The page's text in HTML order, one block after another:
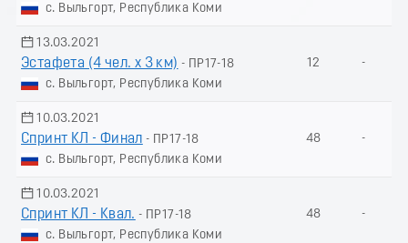
с. Выльгорт, Республика Коми
13.03.2021
Эстафета (4 чел. х 3 км) - ПР17-18
с. Выльгорт, Республика Коми
12 -
10.03.2021
Спринт КЛ - Финал - ПР17-18
с. Выльгорт, Республика Коми
48 -
10.03.2021
Спринт КЛ - Квал. - ПР17-18
с. Выльгорт, Республика Коми
48 -